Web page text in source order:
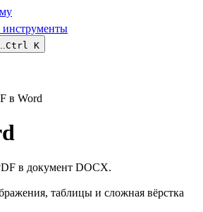
инструменты
Ctrl K
в Word
в документ DOCX.
таблицы и сложная вёрстка